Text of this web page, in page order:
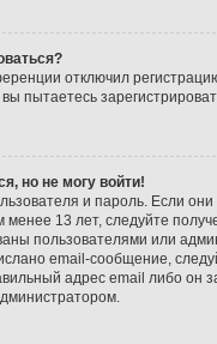
отключил
пытаетесь
но не могу войти!
и пароль. Если
менее 13 лет, следуйте
пользователями или
email-сообщение,
адрес email либо он